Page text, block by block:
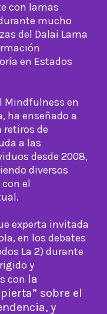
con lamas
mucho
del Dalai Lama
en Estados
Mindfulness en
ha enseñado a
retiros de
a las
desde 2008,
diversos
el
experta invitada
en los debates
La 2) durante
y
con la
sobre el
y